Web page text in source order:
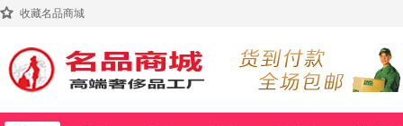
收藏名品商城